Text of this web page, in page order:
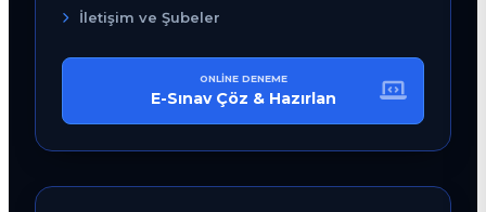
İletişim ve Şubeler
ONLINE DENEME
E-Sınav Çöz & Hazırlan